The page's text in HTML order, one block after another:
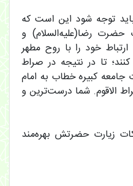
توجه شود این است که
رضا(علیه‌السلام) و
خود را با روح مطهر
تا در نتیجه در صراط
جامعه کبیره خطاب به امام
الاقوم. شما درست‌ترین و
زیارت حضرتش بهره‌مند